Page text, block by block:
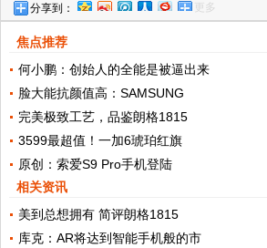
分享到： 更多
焦点推荐
何小鹏：创始人的全能是被逼出来
脸大能抗颜值高：SAMSUNG
完美极致工艺，品鉴朗格1815
3599最超值！一加6琥珀红旗
原创：索爱S9 Pro手机登陆
相关资讯
美到总想拥有 简评朗格1815
库克：AR将达到智能手机般的市